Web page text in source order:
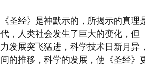
《圣经》是神默示的，所揭示的真
代，人类社会发生了巨大的变化，但
力发展突飞猛进，科学技术日新月异
间的推移，科学的发展，使《圣经》